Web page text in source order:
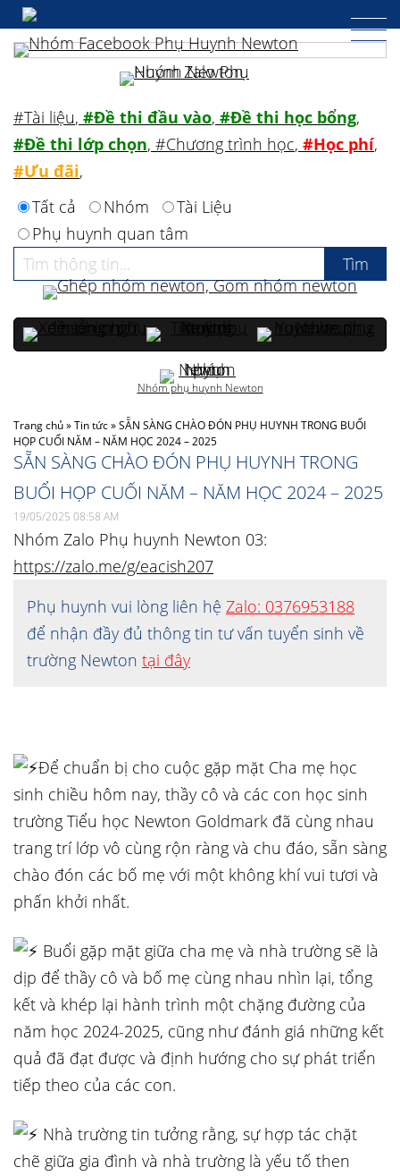
Trang chủ»Tin tức»SẴN SÀNG CHÀO ĐÓN PHỤ HUYNH TRONG BUỔI
HỌP CUỐI NĂM – NĂM HỌC 2024 – 2025
SẴN SÀNG CHÀO ĐÓN PHỤ HUYNH TRONG
BUỔI HỌP CUỐI NĂM – NĂM HỌC 2024 – 2025
19/05/2025 08:58 AM
Nhóm Zalo Phụ huynh Newton 03:
https://zalo.me/g/eacish207
Phụ huynh vui lòng liên hệ Zalo: 0376953188
để nhận đầy đủ thông tin tư vấn tuyển sinh về
trường Newton tại đây
Để chuẩn bị cho cuộc gặp mặt Cha mẹ học
sinh chiều hôm nay, thầy cô và các con học sinh
trường Tiểu học Newton Goldmark đã cùng nhau
trang trí lớp vô cùng rộn ràng và chu đáo, sẵn sàng
chào đón các bố mẹ với một không khí vui tươi và
phấn khởi nhất.
Buổi gặp mặt giữa cha mẹ và nhà trường sẽ là
dịp để thầy cô và bố mẹ cùng nhau nhìn lại, tổng
kết và khép lại hành trình một chặng đường của
năm học 2024-2025, cũng như đánh giá những kết
quả đã đạt được và định hướng cho sự phát triển
tiếp theo của các con.
Nhà trường tin tưởng rằng, sự hợp tác chặt
chẽ giữa gia đình và nhà trường là yếu tố then
#Tài liệu, #Đề thi đầu vào, #Đề thi học bổng,
#Đề thi lớp chọn, #Chương trình học, #Học phí,
#Ưu đãi,
Tất cả
Nhóm
Tài Liệu
Phụ huynh quan tâm
Nhóm phụ huynh Newton